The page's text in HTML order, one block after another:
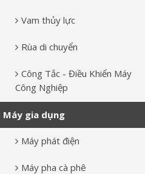
Vam thủy lực
Rùa di chuyển
Công Tắc - Điều Khiển Máy
Công Nghiệp
Máy gia dụng
Máy phát điện
Máy pha cà phê